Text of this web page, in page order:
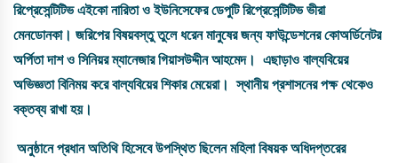
রিপ্রেসেন্টিটিভএইকোনারিতাওইউনিসেফেরডেপুটিরিপ্রেসেন্টিটিভভীরা
মেনডোনকা। জরিপেরবিষয়বস্তুতুলেধরেনমানুষেরজন্যফাউন্ডেশনেরকোঅর্ডিনেটর
অর্পিতাদাশওসিনিয়রম্যানেজারগিয়াসউদ্দীনআহমেদ। এছাড়াওবাল্যবিয়ের
অভিজ্ঞতাবিনিময়করেবাল্যবিয়েরশিকারমেয়েরা। স্থানীয়প্রশাসনেরপক্ষথেকেও
বক্তব্যরাখাহয়।
অনুষ্ঠানেপ্রধানঅতিথিহিসেবেউপস্থিতছিলেনমহিলাবিষয়কঅধিদপ্তরের